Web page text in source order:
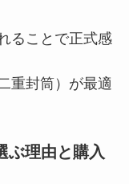
ることで正式感
重封筒）が最適
ぶ理由と購入